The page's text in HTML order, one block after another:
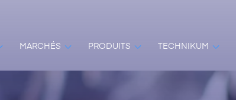
MARCHÉS PRODUITS TECHNIKUM